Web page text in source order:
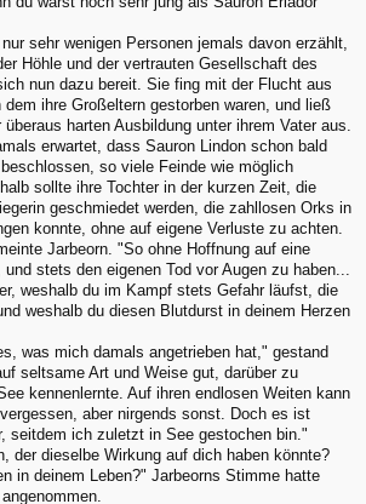
sehr wenigen Personen jemals davon erzählt,
Höhle und der vertrauten Gesellschaft des
nun dazu bereit. Sie fing mit der Flucht aus
ihre Großeltern gestorben waren, und ließ
harten Ausbildung unter ihrem Vater aus.
erwartet, dass Sauron Lindon schon bald
so viele Feinde wie möglich
sollte ihre Tochter in der kurzen Zeit, die
geschmiedet werden, die zahllosen Orks in
konnte, ohne auf eigene Verluste zu achten.
Jarbeorn. "So ohne Hoffnung auf eine
stets den eigenen Tod vor Augen zu haben...
weshalb du im Kampf stets Gefahr läufst, die
weshalb du diesen Blutdurst in deinem Herzen
was mich damals angetrieben hat," gestand
seltsame Art und Weise gut, darüber zu
kennenlernte. Auf ihren endlosen Weiten kann
aber nirgends sonst. Doch es ist
seitdem ich zuletzt in See gestochen bin."
der dieselbe Wirkung auf dich haben könnte?
in deinem Leben?" Jarbeorns Stimme hatte